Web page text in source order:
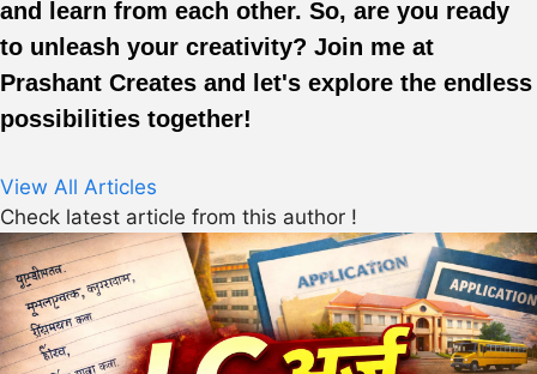
and learn from each other. So, are you ready
to unleash your creativity? Join me at
Prashant Creates and let's explore the endless
possibilities together!
View All Articles
Check latest article from this author !